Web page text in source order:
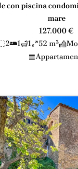
con piscina
mare
127.000 €
2
1 1 52 m²